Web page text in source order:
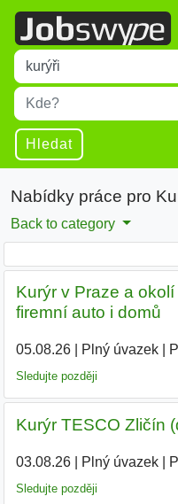
Title
Type 1 or more characters
Místo
Type 1 or more characters
Hledat
Nabídky práce pro
Back to category
Kurýr v Praze a
firemní auto i domů
05.08.26| Plný úvazek|
Sledujte později
Kurýr TESCO Zličín
03.08.26| Plný úvazek|
Sledujte později